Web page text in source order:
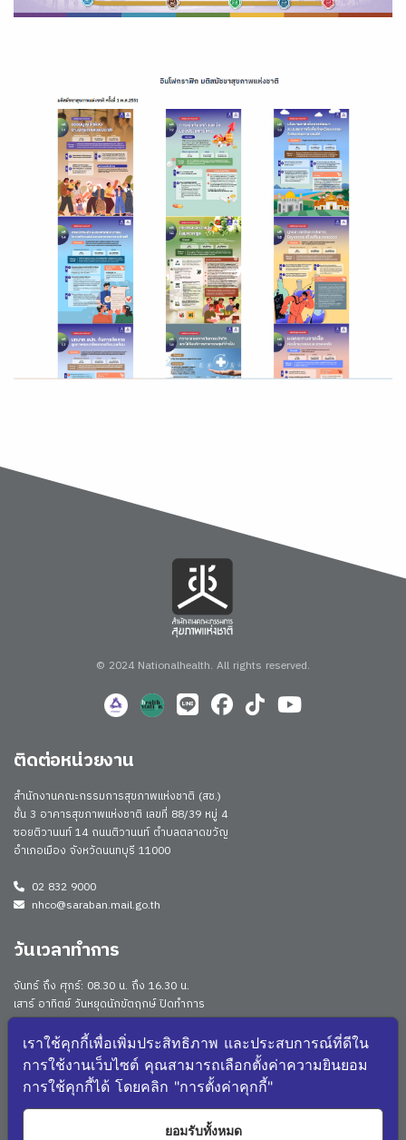
© 2024 Nationalhealth. All rights reserved.
ติดต่อหน่วยงาน
สำนักงานคณะกรรมการสุขภาพแห่งชาติ (สช.)
ชั้น 3 อาคารสุขภาพแห่งชาติ เลขที่ 88/39 หมู่ 4
ซอยติวานนท์ 14 ถนนติวานนท์ ตำบลตลาดขวัญ
อำเภอเมือง จังหวัดนนทบุรี 11000
02 832 9000
nhco@saraban.mail.go.th
วันเวลาทำการ
จันทร์ ถึง ศุกร์: 08.30 น. ถึง 16.30 น.
เสาร์ อาทิตย์ วันหยุดนักขัตฤกษ์ ปิดทำการ
Work From Anywhere (WFA)/ Work From Home (WFH)
ดูประกาศนโยบาย
จำนวนผู้เยี่ยมชม: 167155
จำนวนผู้เยี่ยมชม (วันนี้): 3536
แผนผังเว็บไซต์
เราใช้คุกกี้เพื่อเพิ่มประสิทธิภาพ และประสบการณ์ที่ดีใน
การใช้งานเว็บไซต์ คุณสามารถเลือกตั้งค่าความยินยอม
การใช้คุกกี้ได้ โดยคลิก "การตั้งค่าคุกกี้"
ยอมรับทั้งหมด